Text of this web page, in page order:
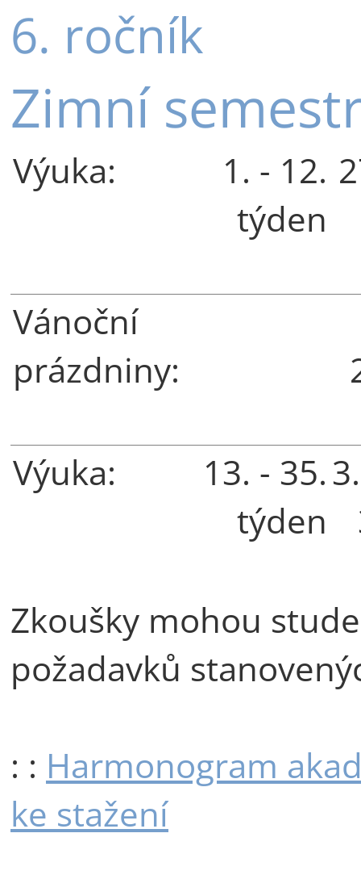
6. ročník
Zimní
Výuka:
1. - 12.
týden
Vánoční
prázdniny:
Výuka:
13. - 35.
týden
Zkoušky mohou
požadavků
: : Harmonogram
ke stažení